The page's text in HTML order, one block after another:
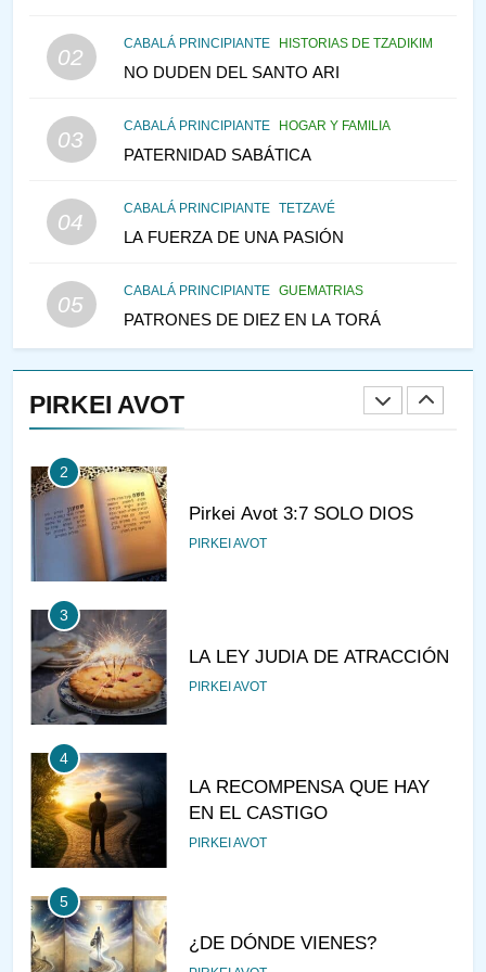
02
CABALÁ PRINCIPIANTE HISTORIAS DE TZADIKIM
NO DUDEN DEL SANTO ARI
03
CABALÁ PRINCIPIANTE HOGAR Y FAMILIA
PATERNIDAD SABÁTICA
04
CABALÁ PRINCIPIANTE TETZAVÉ
LA FUERZA DE UNA PASIÓN
05
CABALÁ PRINCIPIANTE GUEMATRIAS
PATRONES DE DIEZ EN LA TORÁ
PIRKEI AVOT
145
VEAMOS ¿POR QUÉ
IEHOSHÚA? Y LA QUEJA DE
1
CONVERSAR CON LA MUJER
A LA LUZ DEL JUDAÍSMO
AMOR, PAREJA Y MATRIMONIO
2
Pirkei Avot 3:7 SOLO DIOS
PIRKEI AVOT
3
LA LEY JUDIA DE ATRACCIÓN
PIRKEI AVOT
4
LA RECOMPENSA QUE HAY
EN EL CASTIGO
PIRKEI AVOT
5
¿DE DÓNDE VIENES?